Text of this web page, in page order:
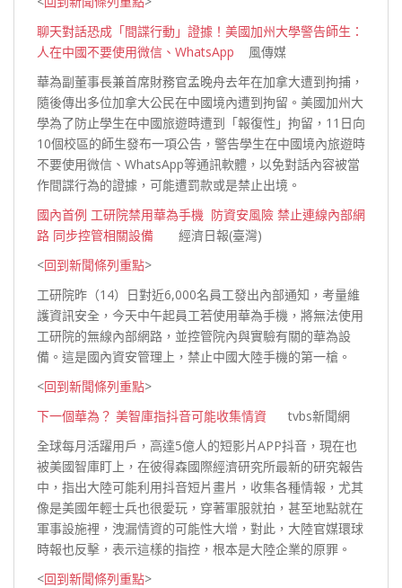
聊天對話恐成「間諜行動」證據！美國加州大學警告師生：
人在中國不要使用微信、WhatsApp 風傳媒
華為副董事長兼首席財務官孟晚舟去年在加拿大遭到拘捕，
隨後傳出多位加拿大公民在中國境內遭到拘留。美國加州大
學為了防止學生在中國旅遊時遭到「報復性」拘留，11日向
10個校區的師生發布一項公告，警告學生在中國境內旅遊時
不要使用微信、WhatsApp等通訊軟體，以免對話內容被當
作間諜行為的證據，可能遭罰款或是禁止出境。
國內首例 工研院禁用華為手機 防資安風險 禁止連線內部網
路 同步控管相關設備 經濟日報(臺灣)
<回到新聞條列重點>
工研院昨（14）日對近6,000名員工發出內部通知，考量維
護資訊安全，今天中午起員工若使用華為手機，將無法使用
工研院的無線內部網路，並控管院內與實驗有關的華為設
備。這是國內資安管理上，禁止中國大陸手機的第一槍。
<回到新聞條列重點>
下一個華為？ 美智庫指抖音可能收集情資 tvbs新聞網
全球每月活躍用戶，高達5億人的短影片APP抖音，現在也
被美國智庫盯上，在彼得森國際經濟研究所最新的研究報告
中，指出大陸可能利用抖音短片畫片，收集各種情報，尤其
像是美國年輕士兵也很愛玩，穿著軍服就拍，甚至地點就在
軍事設施裡，洩漏情資的可能性大增，對此，大陸官媒環球
時報也反擊，表示這樣的指控，根本是大陸企業的原罪。
<回到新聞條列重點>